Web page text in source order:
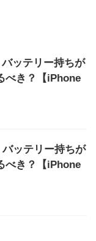
ッテリー持ちが
べき？【iPhone
ッテリー持ちが
べき？【iPhone